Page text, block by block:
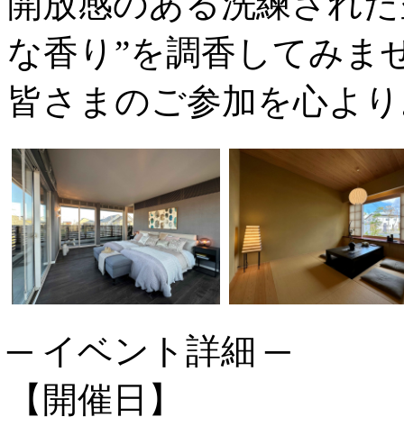
な香り”を調香してみま
皆さまのご参加を心よ
─ イベント詳細 ─
【開催日】